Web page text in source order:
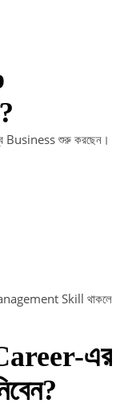
Business শুরু করছেন।
Skill থাকলে
এর